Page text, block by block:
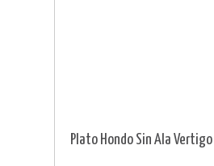
Plato Hondo Sin Ala Vertigo